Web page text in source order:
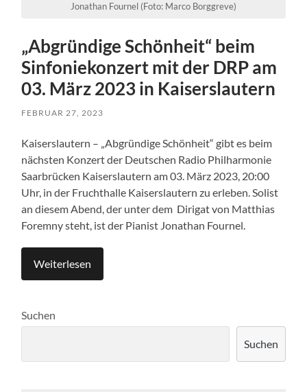
Jonathan Fournel (Foto: Marco Borggreve)
„Abgründige Schönheit“ beim
Sinfoniekonzert mit der DRP am
03. März 2023 in Kaiserslautern
FEBRUAR 27, 2023
Kaiserslautern – „Abgründige Schönheit“ gibt es beim
nächsten Konzert der Deutschen Radio Philharmonie
Saarbrücken Kaiserslautern am 03. März 2023, 20:00
Uhr, in der Fruchthalle Kaiserslautern zu erleben. Solist
an diesem Abend, der unter dem Dirigat von Matthias
Foremny steht, ist der Pianist Jonathan Fournel.
Weiterlesen
Suchen
Suchen